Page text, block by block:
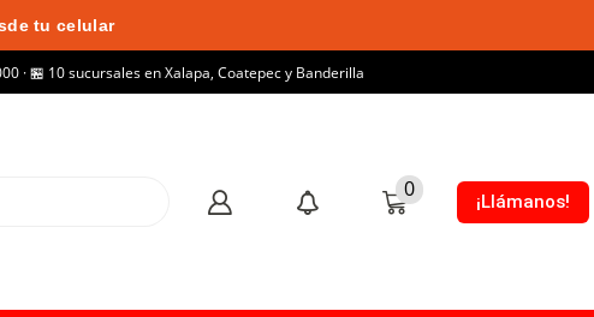
tu celular
· 🏪 10 sucursales en Xalapa, Coatepec y Banderilla
0 ¡Llámanos!